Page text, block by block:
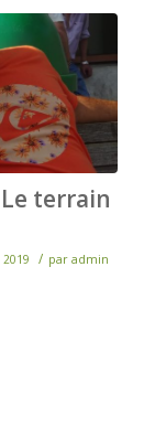
terrain
/ par admin